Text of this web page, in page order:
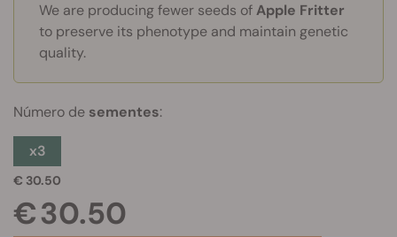
We are producing fewer seeds ofApple Fritter
to preserve its phenotype and maintain genetic
quality.
Número de sementes:
x3
€ 30.50
€ 30.50